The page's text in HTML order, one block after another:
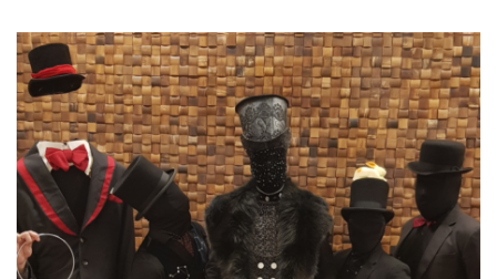
ilusionismo
e
humor